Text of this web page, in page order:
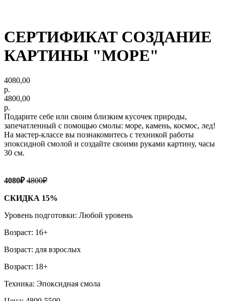
СЕРТИФИКАТ СОЗДАНИЕ
КАРТИНЫ "МОРЕ"
4080,00
р.
4800,00
р.
Подарите себе или своим близким кусочек природы,
запечатленный с помощью смолы: море, камень, космос, лед!
На мастер-классе вы познакомитесь с техникой работы
эпоксидной смолой и создайте своими руками картину, часы
30 см.
4080₽4800₽
СКИДКА 15%
Уровень подготовки: Любой уровень
Возраст: 16+
Возраст: для взрослых
Возраст: 18+
Техника: Эпоксидная смола